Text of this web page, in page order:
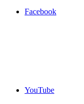
Facebook
YouTube